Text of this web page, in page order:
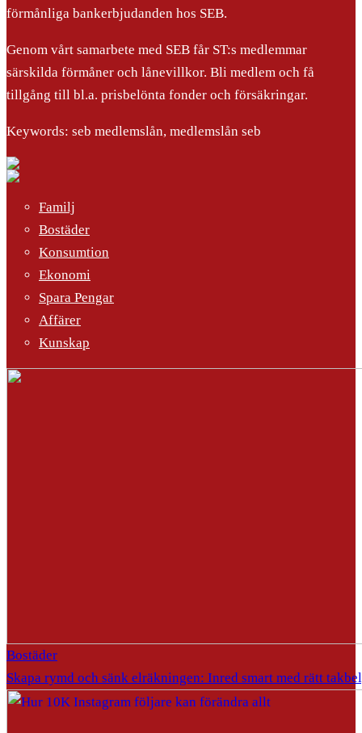
förmånliga bankerbjudanden hos SEB.
Genom vårt samarbete med SEB får ST:s medlemmar
särskilda förmåner och lånevillkor. Bli medlem och få
tillgång till bl.a. prisbelönta fonder och försäkringar.
Keywords: seb medlemslån, medlemslån seb
Familj
Bostäder
Konsumtion
Ekonomi
Spara Pengar
Affärer
Kunskap
Bostäder
Skapa rymd och sänk elräkningen: Inred smart med rätt